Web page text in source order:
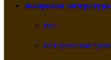
Жанровая литература
Все
Историческая проза